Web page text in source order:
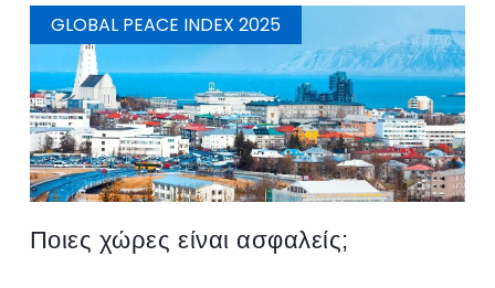
GLOBAL PEACE INDEX 2025
Ποιες χώρες είναι ασφαλείς;